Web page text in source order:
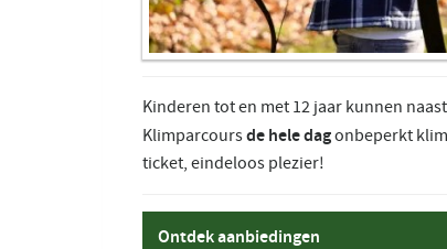
Kinderen tot en met 12 jaar kunnen
Klimparcoursde hele dagonbeperkt
ticket, eindeloos plezier!
Ontdek aanbiedingen